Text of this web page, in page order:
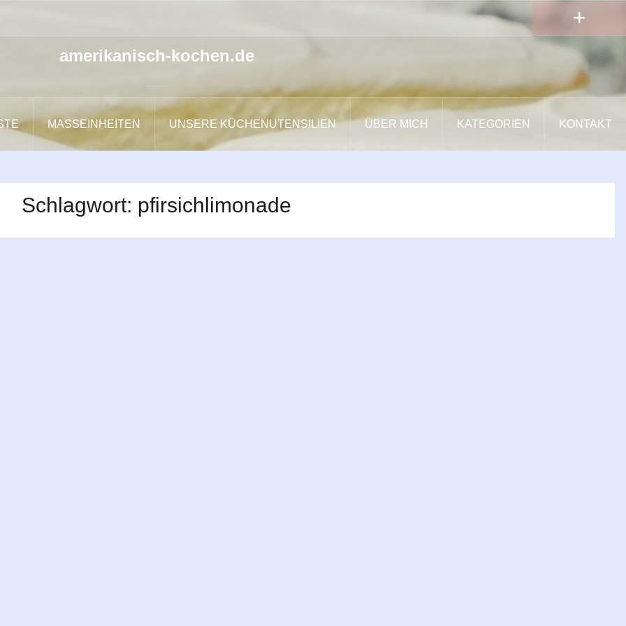
amerikanisch-kochen.de
MASSEINHEITEN UNSERE KÜCHENUTENSILIEN ÜBER MICH KATEGORIEN KONTAKT
Schlagwort: pfirsichlimonade